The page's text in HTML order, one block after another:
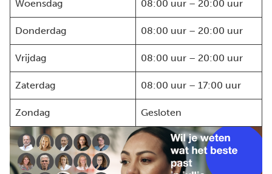
Woensdag 08:00 uur – 20:00 uur
Donderdag 08:00 uur – 20:00 uur
Vrijdag 08:00 uur – 20:00 uur
Zaterdag 08:00 uur – 17:00 uur
Zondag Gesloten